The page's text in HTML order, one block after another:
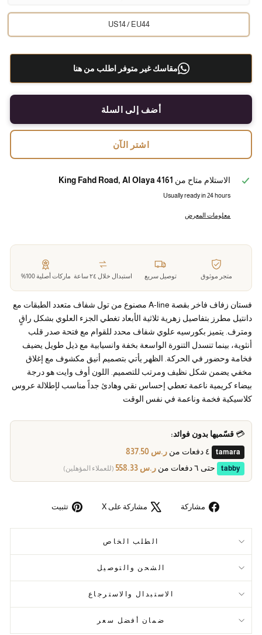
US14 / EU44
مقاسك غير متوفر اطلب من هنا
أضف إلى السلة
اشتر الآن
الاستلام متاح من 4161 King Fahd Road, Al Olaya
Usually ready in 24 hours
معلومات المعرض
متجر موثوق توصيل سريع استبدال خلال ٢٤ ساعة ماركات أصلية 100%
فستان زفاف فاخر بقصة A-line مصنوع من تول شفاف متعدد الطبقات مع
دانتيل مطرز بتفاصيل زهرية ثلاثية الأبعاد تغطي الجزء العلوي بشكل راقٍ
ومترف. يتميز بكورسيه علوي شفاف محدد للقوام مع فتحة صدر قلب
أنثوية، بينما تنسدل التنورة الواسعة بخفة وانسيابية مع ذيل طويل يضيف
فخامة وحضور في الحركة. الظهر يأتي بتصميم أنيق مكشوف مع إغلاق
مخفي يضمن شكل نظيف ومرتب للتصميم. اللون أوف وايت هو درجة
بيضاء كريمية ناعمة تعطي إحساس نقي وهادئ جداً مناسب لإطلالة عروس
كلاسيكية فخمة وناعمة في نفس الوقت
💳 قسّميها بدون فوائد:
tamara ر.س 837.50
tabby حتى ٦ دفعات من ر.س 558.33 (للعملاء المؤهلين)
مشاركة مشاركة على X تثبيت
الطلب الخاص
الشحن والتوصيل
الاستبدال والاسترجاع
ضمان أفضل سعر